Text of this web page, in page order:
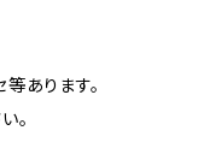
あります。
。